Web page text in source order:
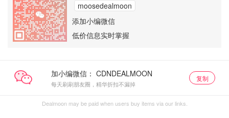
moosedealmoon
添加小编微信
低价信息实时掌握
加小编微信：
每天刷刷朋友圈，精华折扣不漏掉
复制
Dealmoon may be paid when users buy items via our links.